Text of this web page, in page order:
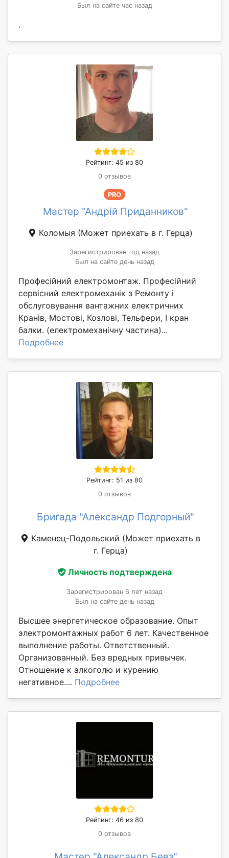
Был на сайте час назад
.
Рейтинг: 45 из 80
0 отзывов
PRO
Мастер "Андрій Приданников"
Коломыя (Может приехать в г. Герца)
Зарегистрирован год назад
Был на сайте день назад
Професійний електромонтаж. Професійний
сервісний електромеханік з Ремонту і
обслуговування вантажних електричних
Кранів, Мостові, Козлові, Тельфери, І кран
балки. (електромеханічну частина)...
Подробнее
Рейтинг: 51 из 80
0 отзывов
Бригада "Александр Подгорный"
Каменец-Подольский (Может приехать в
г. Герца)
Личность подтверждена
Зарегистрирован 6 лет назад
Был на сайте день назад
Высшее энергетическое образование. Опыт
электромонтажных работ 6 лет. Качественное
выполнение работы. Ответственный.
Организованный. Без вредных привычек.
Отношение к алкоголю и курению
негативное.... Подробнее
Рейтинг: 46 из 80
0 отзывов